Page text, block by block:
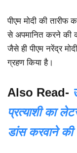
पीएम मोदी की तारीफ
से अपमानित करने की
जैसे ही पीएम नरेंद्र
ग्रहण किया है।
Also Read-
प्रत्याशी का
डांस करवाने की